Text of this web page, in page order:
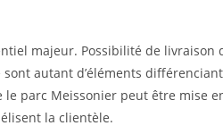
majeur. Possibilité de livraison
autant d’éléments
parc Meissonier peut être mise
la clientèle.